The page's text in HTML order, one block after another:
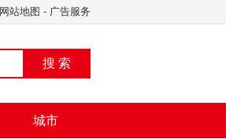
网站地图 - 广告服务
搜 索
城市